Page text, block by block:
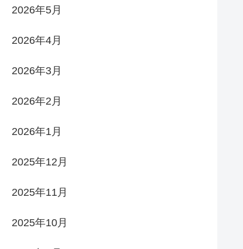
2026年5月
2026年4月
2026年3月
2026年2月
2026年1月
2025年12月
2025年11月
2025年10月